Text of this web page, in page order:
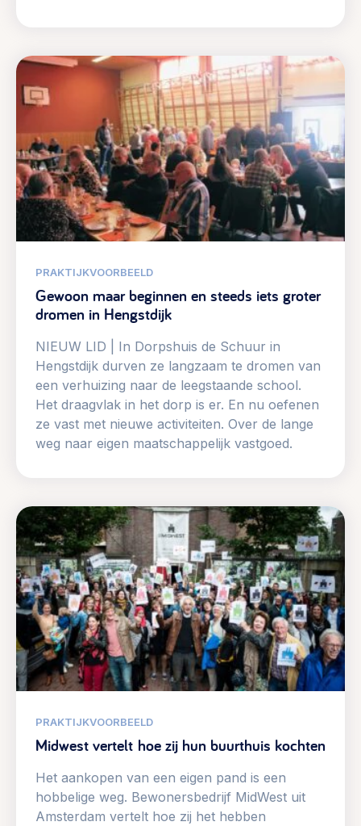
PRAKTIJKVOORBEELD
Gewoon maar beginnen en steeds iets groter
dromen in Hengstdijk
NIEUW LID | In Dorpshuis de Schuur in
Hengstdijk durven ze langzaam te dromen van
een verhuizing naar de leegstaande school.
Het draagvlak in het dorp is er. En nu oefenen
ze vast met nieuwe activiteiten. Over de lange
weg naar eigen maatschappelijk vastgoed.
PRAKTIJKVOORBEELD
Midwest vertelt hoe zij hun buurthuis kochten
Het aankopen van een eigen pand is een
hobbelige weg. Bewonersbedrijf MidWest uit
Amsterdam vertelt hoe zij het hebben